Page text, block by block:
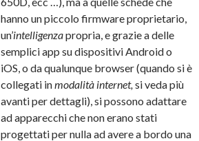
hanno un piccolo firmware proprietario,
un’intelligenzapropria, e grazie a delle
semplici app su dispositivi Android o
iOS, o da qualunque browser (quando si è
collegati inmodalità internet, si veda più
avanti per dettagli), si possono adattare
ad apparecchi che non erano stati
progettati per nulla ad avere a bordo una